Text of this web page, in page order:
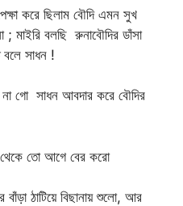
করে ছিলাম বৌদি এমন সুখ
; মাইরি বলছি রুনাবৌদির ডাঁসা
সাধন !
গো সাধন আবদার করে বৌদির
থেকে তো আগে বের করো
ঠাটিয়ে বিছানায় শুলো, আর